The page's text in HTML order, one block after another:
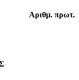
Αριθμ. πρωτ.